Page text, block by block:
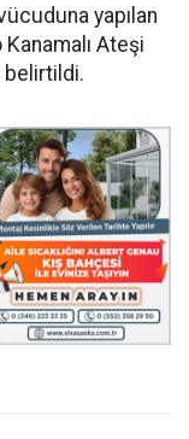
yapılan
Ateşi
belirtildi.